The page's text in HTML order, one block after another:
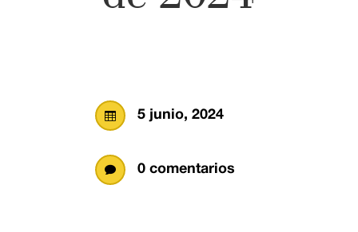
 5 junio, 2024
 0 comentarios